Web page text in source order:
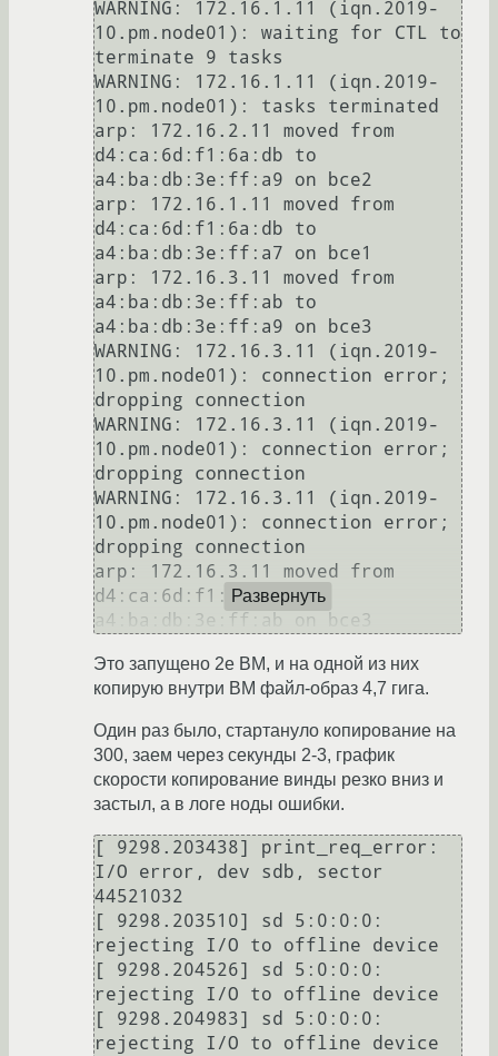
WARNING: 172.16.1.11 (iqn.2019-
10.pm.node01): waiting for CTL to
terminate 9 tasks
WARNING: 172.16.1.11 (iqn.2019-
10.pm.node01): tasks terminated
arp: 172.16.2.11 moved from
d4:ca:6d:f1:6a:db to
a4:ba:db:3e:ff:a9 on bce2
arp: 172.16.1.11 moved from
d4:ca:6d:f1:6a:db to
a4:ba:db:3e:ff:a7 on bce1
arp: 172.16.3.11 moved from
a4:ba:db:3e:ff:ab to
a4:ba:db:3e:ff:a9 on bce3
WARNING: 172.16.3.11 (iqn.2019-
10.pm.node01): connection error;
dropping connection
WARNING: 172.16.3.11 (iqn.2019-
10.pm.node01): connection error;
dropping connection
WARNING: 172.16.3.11 (iqn.2019-
10.pm.node01): connection error;
dropping connection
arp: 172.16.3.11 moved from
d4:ca:6d:f1:6a:db to
Развернуть
Это запущено 2е ВМ, и на одной из них
копирую внутри ВМ файл-образ 4,7 гига.
Один раз было, стартануло копирование на
300, заем через секунды 2-3, график
скорости копирование винды резко вниз и
застыл, а в логе ноды ошибки.
[ 9298.203438] print_req_error:
I/O error, dev sdb, sector
44521032
[ 9298.203510] sd 5:0:0:0:
rejecting I/O to offline device
[ 9298.204526] sd 5:0:0:0:
rejecting I/O to offline device
[ 9298.204983] sd 5:0:0:0:
rejecting I/O to offline device